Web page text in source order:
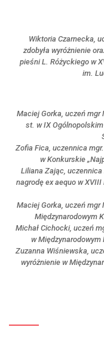
Wiktoria Czarnecka,
zdobyła wyróżnienie
pieśni L. Różyckiego w
im.
Maciej Gorka, uczeń mgr
st. w IX
Zofia Fica, uczennica
w Konkurskie
Liliana Zając,
nagrodę ex aequo w
Maciej Gorka, uczeń mgr
Międzynarodowym
Michał Cichocki, uczeń
w Międzynarodowym
Zuzanna Wiśniewska,
wyróżnienie w